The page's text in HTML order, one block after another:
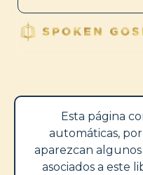
Esta página
automáticas,
aparezcan algunos
asociados a este